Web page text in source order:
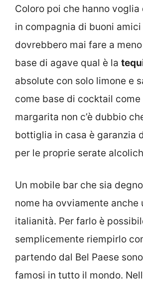
Coloro poi che hanno voglia
in compagnia di buoni amici
dovrebbero mai fare a
base di agave qual è la
absolute con solo limone e
come base di cocktail
margarita non c’è dubbio
bottiglia in casa è garanzia
per le proprie serate
Un mobile bar che sia
nome ha ovviamente anche
italianità. Per farlo è
semplicemente riempirlo
partendo dal Bel Paese
famosi in tutto il mondo.